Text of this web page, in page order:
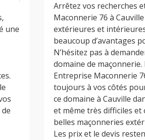
une
Arrêtez vos recherches
Maconnerie 76 à
extérieures et
beaucoup d’avantages
N’hésitez pas à
domaine de
Entreprise Maconnerie
toujours à vos côtés
ce domaine à Cauville
et même très difficiles et
belles maçonneries
Les prix et le devis